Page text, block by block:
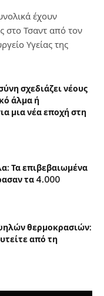
έχουν
στο Τσαντ από τον
Υγείας της
σχεδιάζει νέους
άλμα ή
μια νέα εποχή στη
Τα επιβεβαιωμένα
τα 4.000
θερμοκρασιών:
από τη